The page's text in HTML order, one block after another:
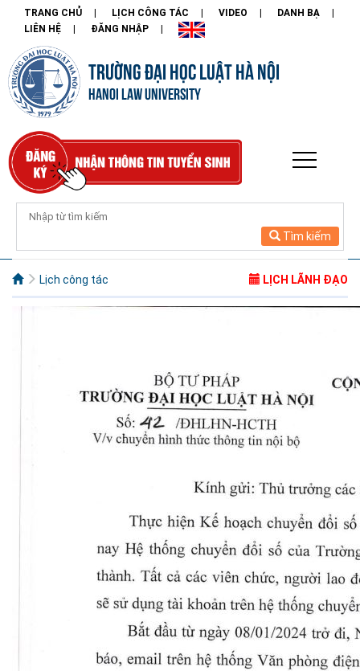
TRANG CHỦ LỊCH CÔNG TÁC VIDEO
DANH BẠ
LIÊN HỆ
ĐĂNG NHẬP
TRƯỜNG ĐẠI HỌC LUẬT HÀ NỘI
HANOI LAW UNIVERSITY
Tìm kiếm
Lịch công tác LỊCH LÃNH ĐẠO